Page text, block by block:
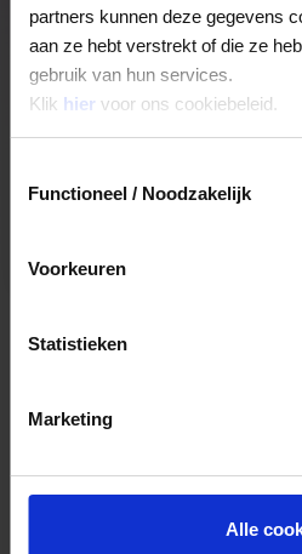
partners kunnen deze gegevens
aan ze hebt verstrekt of die ze
gebruik van hun services.
Klik hier voor ons cookiebeleid.
Functioneel / Noodzakelijk
Voorkeuren
Statistieken
Marketing
Alle
Ja, je mag het saldo van
cadeaukaart in delen
Kan ik het saldo in
Ja, je mag het saldo van